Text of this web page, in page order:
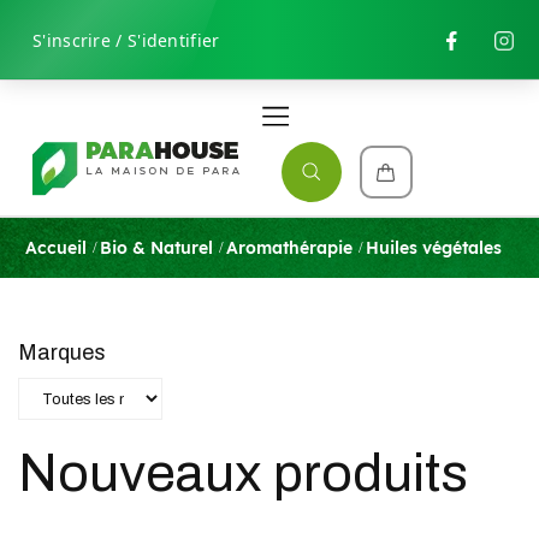
S'inscrire / S'identifier
Accueil Bio & Naturel Aromathérapie Huiles végétales
Marques
Nouveaux produits